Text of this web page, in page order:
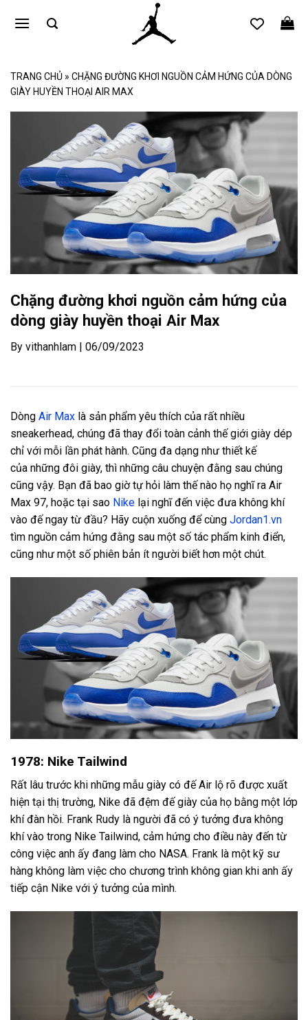
qua
TRANG CHỦ » CHẶNG ĐƯỜNG KHƠI NGUỒN CẢM HỨNG CỦA DÒNG
GIÀY HUYỀN THOẠI AIR MAX
Chặng đường khơi nguồn cảm hứng của
dòng giày huyền thoại Air Max
By vithanhlam | 06/09/2023
Dòng Air Max là sản phẩm yêu thích của rất nhiều
sneakerhead, chúng đã thay đổi toàn cảnh thế giới giày dép
chỉ với mỗi lần phát hành. Cũng đa dạng như thiết kế
của những đôi giày, thì những câu chuyện đằng sau chúng
cũng vậy. Bạn đã bao giờ tự hỏi làm thế nào họ nghĩ ra Air
Max 97, hoặc tại sao Nike lại nghĩ đến việc đưa không khí
vào đế ngay từ đầu? Hãy cuộn xuống để cùng Jordan1.vn
tìm nguồn cảm hứng đằng sau một số tác phẩm kinh điển,
cũng như một số phiên bản ít người biết hơn một chút.
1978: Nike Tailwind
Rất lâu trước khi những mẫu giày có đế Air lộ rõ được xuất
hiện tại thị trường, Nike đã đệm đế giày của họ bằng một lớp
khí đàn hồi. Frank Rudy là người đã có ý tưởng đưa không
khí vào trong Nike Tailwind, cảm hứng cho điều này đến từ
công việc anh ấy đang làm cho NASA. Frank là một kỹ sư
hàng không làm việc cho chương trình không gian khi anh ấy
tiếp cận Nike với ý tưởng của mình.